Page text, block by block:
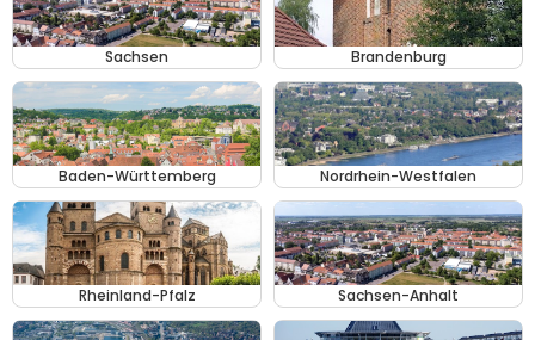
Sachsen Brandenburg
Baden-Württemberg Nordrhein-Westfalen
Rheinland-Pfalz Sachsen-Anhalt